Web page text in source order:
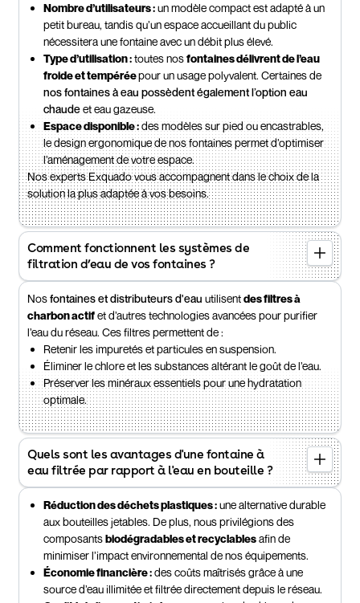
Nombre d’utilisateurs :un modèle compact est adapté à un
petit bureau, tandis qu’un espace accueillant du public
nécessitera une fontaine avec un débit plus élevé.
Type d’utilisation :toutes nosfontaines délivrent de l’eau
froideet tempéréepour un usage polyvalent. Certaines de
nos fontaines à eau possèdent également l’option eau
chaudeet eau gazeuse.
Espace disponible :des modèles sur pied ou encastrables,
le design ergonomique de nos fontaines permet d’optimiser
l’aménagement de votre espace.
Nos experts Exquado vous accompagnent dans le choix de la
solution la plus adaptée à vos besoins.
Comment fonctionnent les systèmes de
filtration d’eau de vos fontaines ?
Nosfontaines et distributeurs d'eau utilisentdes filtres à
charbon actifet d’autres technologies avancées pour purifier
l’eau du réseau. Ces filtres permettent de :
Retenir les impuretés et particules en suspension.
Éliminer le chlore et les substances altérant le goût de l’eau.
Préserver les minéraux essentiels pour une hydratation
optimale.
Quels sont les avantages d'une fontaine à
eau filtrée par rapport à l'eau en bouteille ?
Réduction des déchets plastiques :une alternative durable
aux bouteilles jetables. De plus, nous privilégions des
composantsbiodégradables et recyclablesafin de
minimiser l’impact environnemental de nos équipements.
Économie financière :des coûts maîtrisés grâce à une
source d’eau illimitée et filtrée directement depuis le réseau.